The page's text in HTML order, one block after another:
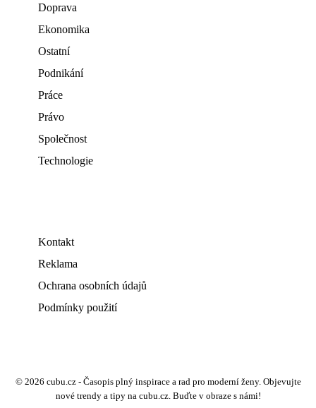
Doprava
Ekonomika
Ostatní
Podnikání
Práce
Právo
Společnost
Technologie
Kontakt
Reklama
Ochrana osobních údajů
Podmínky použití
© 2026 cubu.cz - Časopis plný inspirace a rad pro moderní ženy. Objevujte
nové trendy a tipy na cubu.cz. Buďte v obraze s námi!